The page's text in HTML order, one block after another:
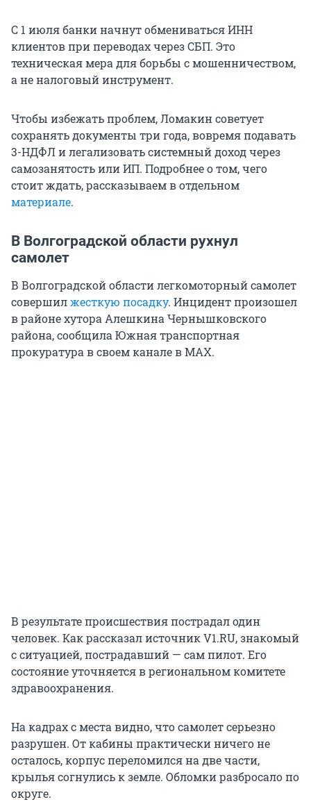
С 1 июля банки начнут обмениваться ИНН
клиентов при переводах через СБП. Это
техническая мера для борьбы с мошенничеством,
а не налоговый инструмент.
Чтобы избежать проблем, Ломакин советует
сохранять документы три года, вовремя подавать
3-НДФЛ и легализовать системный доход через
самозанятость или ИП. Подробнее о том, чего
стоит ждать, рассказываем в отдельном
материале.
В Волгоградской области рухнул
самолет
В Волгоградской области легкомоторный самолет
совершилжесткую посадку. Инцидент произошел
в районе хутора Алешкина Чернышковского
района, сообщила Южная транспортная
прокуратура в своем канале в MAX.
В результате происшествия пострадал один
человек. Как рассказал источник V1.RU, знакомый
с ситуацией, пострадавший — сам пилот. Его
состояние уточняется в региональном комитете
здравоохранения.
На кадрах с места видно, что самолет серьезно
разрушен. От кабины практически ничего не
осталось, корпус переломился на две части,
крылья согнулись к земле. Обломки разбросало по
округе.